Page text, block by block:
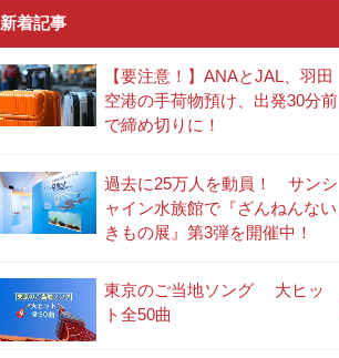
新着記事
【要注意！】ANAとJAL、羽田
空港の手荷物預け、出発30分前
で締め切りに！
過去に25万人を動員！ サンシ
ャイン水族館で『ざんねんない
きもの展』第3弾を開催中！
東京のご当地ソング 大ヒッ
ト全50曲